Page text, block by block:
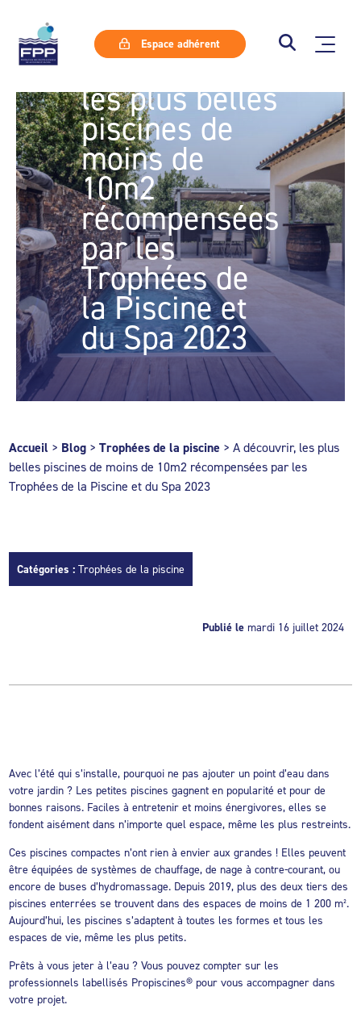
Espace adhérent
A découvrir,
les plus belles
piscines de
moins de
10m2
récompensées
par les
Trophées de
la Piscine et
du Spa 2023
Accueil > Blog >Trophées de la piscine >A découvrir, les plus
belles piscines de moins de 10m2 récompensées par les
Trophées de la Piscine et du Spa 2023
Catégories :Trophées de la piscine
Publié le mardi 16 juillet 2024
Avec l’été qui s’installe, pourquoi ne pas ajouter un point d’eau dans
votre jardin ? Les petites piscines gagnent en popularité et pour de
bonnes raisons. Faciles à entretenir et moins énergivores, elles se
fondent aisément dans n’importe quel espace, même les plus restreints.
Ces piscines compactes n’ont rien à envier aux grandes ! Elles peuvent
être équipées de systèmes de chauffage, de nage à contre-courant, ou
encore de buses d’hydromassage. Depuis 2019, plus des deux tiers des
piscines enterrées se trouvent dans des espaces de moins de 1 200 m².
Aujourd’hui, les piscines s’adaptent à toutes les formes et tous les
espaces de vie, même les plus petits.
Prêts à vous jeter à l’eau ? Vous pouvez compter sur les
professionnels labellisés Propiscines® pour vous accompagner dans
votre projet.